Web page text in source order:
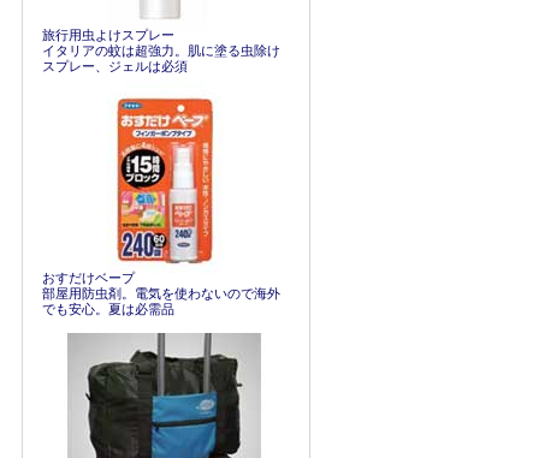
旅行用虫よけスプレー
イタリアの蚊は超強力。肌に塗る虫除け
スプレー、ジェルは必須
おすだけベープ
部屋用防虫剤。電気を使わないので海外
でも安心。夏は必需品